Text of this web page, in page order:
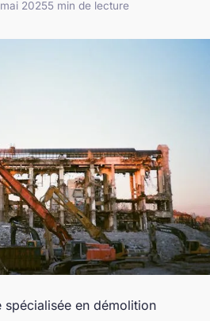
20255 min de lecture
spécialisée en démolition